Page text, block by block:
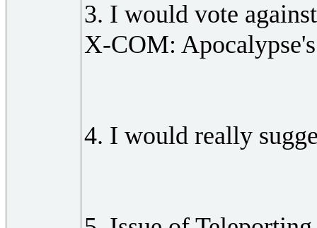
3. I would vote
X-COM:
4. I would really